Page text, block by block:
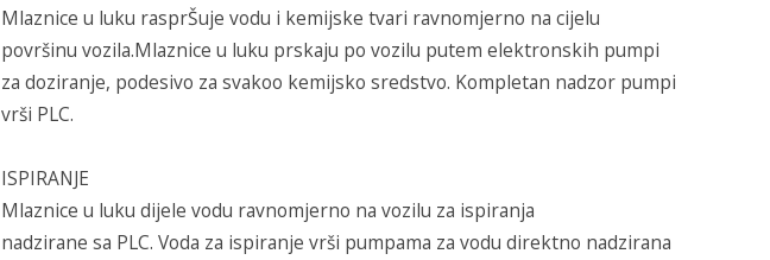
Mlaznice u luku rasprŠuje vodu i kemijske tvari ravnomjerno na cijelu
površinu vozila.Mlaznice u luku prskaju po vozilu putem elektronskih pumpi
za doziranje, podesivo za svakoo kemijsko sredstvo. Kompletan nadzor pumpi
vrši PLC.
ISPIRANJE
Mlaznice u luku dijele vodu ravnomjerno na vozilu za ispiranja
nadzirane sa PLC. Voda za ispiranje vrši pumpama za vodu direktno nadzirana